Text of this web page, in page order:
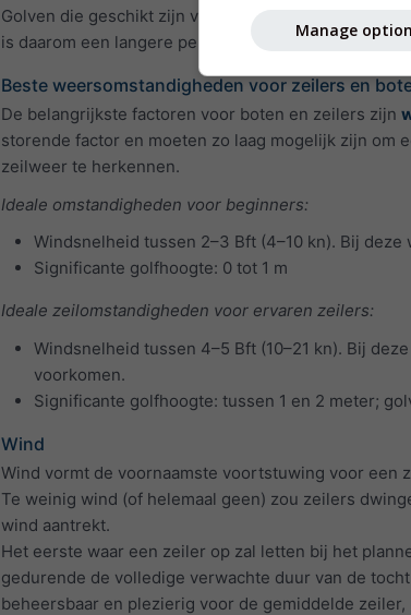
Golven die geschikt zijn voor surfen hebben
is daarom een langere periode gewenst.
Beste weersomstandigheden voor zeilers en
De belangrijkste factoren voor boten en zeilers zijn
storende factor en moeten zo laag mogelijk zijn om
zeilweer te herkennen.
Ideale omstandigheden voor beginners:
Windsnelheid tussen 2–3 Bft (4–10 kn). Bij
Significante golfhoogte: 0 tot 1 m
Ideale zeilomstandigheden voor ervaren zeilers:
Windsnelheid tussen 4–5 Bft (10–21 kn). Bij
voorkomen.
Significante golfhoogte: tussen 1 en 2 meter;
Wind
Wind vormt de voornaamste voortstuwing voor een
Te weinig wind (of helemaal geen) zou zeilers
wind aantrekt.
Het eerste waar een zeiler op zal letten bij het
gedurende de volledige verwachte duur van de
beheersbaar en plezierig voor de gemiddelde
Manage